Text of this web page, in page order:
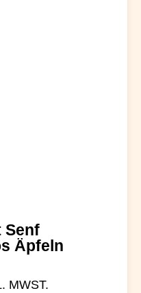
Senf
Äpfeln
MWST.